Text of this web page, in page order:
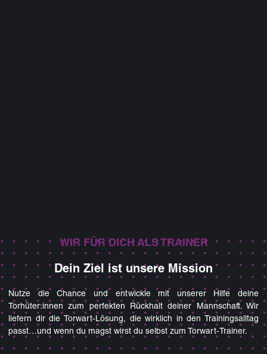
WIR FÜR DICH ALS TRAINER
Dein Ziel ist unsere Mission
Nutze die Chance und entwickle mit unserer Hilfe deine
Torhüter:innen zum perfekten Rückhalt deiner Mannschaft. Wir
liefern dir die Torwart-Lösung, die wirklich in den Trainingsalltag
passt…und wenn du magst wirst du selbst zum Torwart-Trainer.